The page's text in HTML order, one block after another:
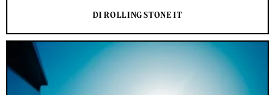
DI ROLLING STONE IT